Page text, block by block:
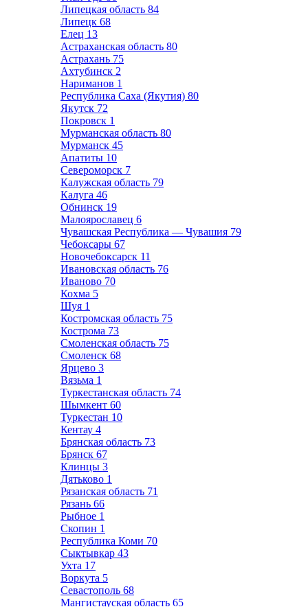
Липецкая область 84
Липецк 68
Елец 13
Астраханская область 80
Астрахань 75
Ахтубинск 2
Нариманов 1
Республика Саха (Якутия) 80
Якутск 72
Покровск 1
Мурманская область 80
Мурманск 45
Апатиты 10
Североморск 7
Калужская область 79
Калуга 46
Обнинск 19
Малоярославец 6
Чувашская Республика — Чувашия 79
Чебоксары 67
Новочебоксарск 11
Ивановская область 76
Иваново 70
Кохма 5
Шуя 1
Костромская область 75
Кострома 73
Смоленская область 75
Смоленск 68
Ярцево 3
Вязьма 1
Туркестанская область 74
Шымкент 60
Туркестан 10
Кентау 4
Брянская область 73
Брянск 67
Клинцы 3
Дятьково 1
Рязанская область 71
Рязань 66
Рыбное 1
Скопин 1
Республика Коми 70
Сыктывкар 43
Ухта 17
Воркута 5
Севастополь 68
Мангистауская область 65